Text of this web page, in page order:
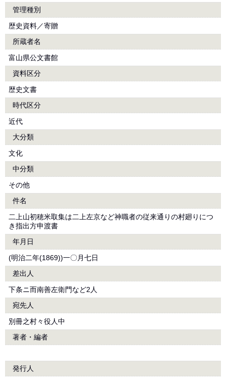
管理種別
歴史資料／寄贈
所蔵者名
富山県公文書館
資料区分
歴史文書
時代区分
近代
大分類
文化
中分類
その他
件名
二上山初穂米取集は二上左京など神職者の従来通りの村廻りにつ
き指出方申渡書
年月日
(明治二年(1869))一〇月七日
差出人
下条ニ而南善左衛門など2人
宛先人
別冊之村々役人中
著者・編者
発行人